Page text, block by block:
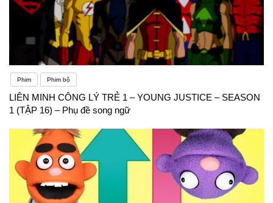
Phim Phim bộ
LIÊN MINH CÔNG LÝ TRẺ 1 – YOUNG JUSTICE – SEASON
1 (TẬP 16) – Phụ đề song ngữ